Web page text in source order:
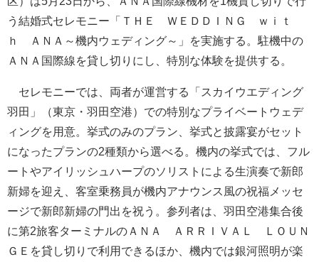
う結婚式セレモニー「ＴＨＥ ＷＥＤＤＩＮＧ ｗｉｔ
ｈ ＡＮＡ～機内ウェディング～」を実施する。駐機中の
ＡＮＡ国際線を貸し切りにし、特別な体験を提供する。
セレモニーでは、両者が運営する「スカイウエディング
羽田」（東京・羽田空港）での特別なプライベートウェデ
ィングを用意。挙式のみのプラン、挙式と披露宴がセット
になったプランの2種類から選べる。機内の挙式では、フル
ートやアイリッシュハープのソリストによる生演奏で新郎
新婦を迎え、客室乗務員が機内アナウンス風の祝福メッセ
ージで新郎新婦の門出を祝う。参列者は、羽田空港集合後
に第2旅客ターミナルのＡＮＡ ＡＲＲＩＶＡＬ ＬＯＵＮ
ＧＥを貸し切りで利用できるほか、機内では銀河照明が楽